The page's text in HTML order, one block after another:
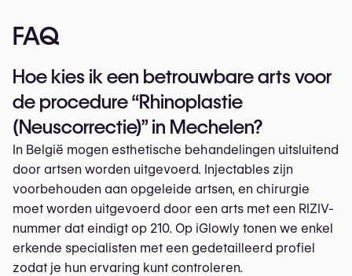
FAQ
Hoe kies ik een betrouwbare arts voor
de procedure “Rhinoplastie
(Neuscorrectie)” in Mechelen?
In België mogen esthetische behandelingen uitsluitend
door artsen worden uitgevoerd. Injectables zijn
voorbehouden aan opgeleide artsen, en chirurgie
moet worden uitgevoerd door een arts met een RIZIV-
nummer dat eindigt op 210. Op iGlowly tonen we enkel
erkende specialisten met een gedetailleerd profiel
zodat je hun ervaring kunt controleren.